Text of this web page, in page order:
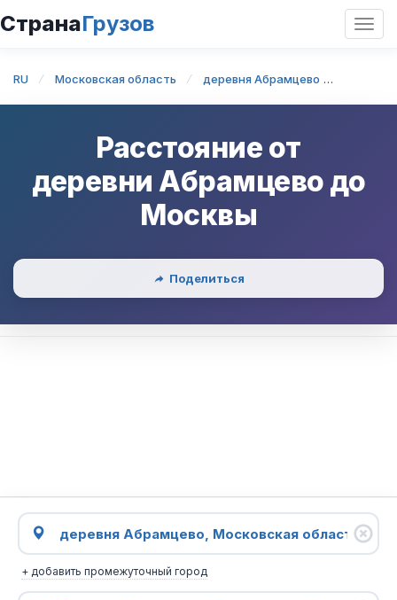
СтранаГрузов
RU Московская область деревня Абрамцево
Расстояние от
деревни Абрамцево до
Москвы
Поделиться
+ добавить промежуточный город